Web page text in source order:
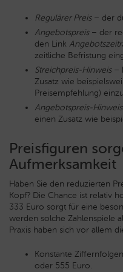
Regulärer Preis– der
Angebotspreis– der
den Link
zeitliche Befristung
Streichpreis-Hinweis–
Zusatz wie
Preisempfehlung)
Angebotspreis-Hinweis
einen Zusatz wie
Preisfiguren
Aufmerksamkeit
Haben Sie den reduzierten
Kopf? Die Chance ist relativ
333 Euro sorgt für eine
werden solche Zahlenspiele
Praxis haben sich vor allem
Konstante
oder 555 Euro.